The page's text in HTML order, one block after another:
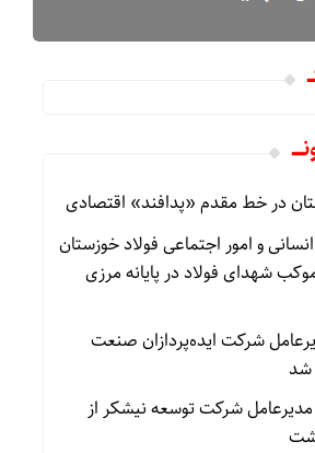
در خط مقدم «پدافند» اقتصادی
و امور اجتماعی فولاد خوزستان
شهدای فولاد در پایانه مرزی
شرکت ایده‌پردازان صنعت
شد
مدیرعامل شرکت توسعه نیشکر از